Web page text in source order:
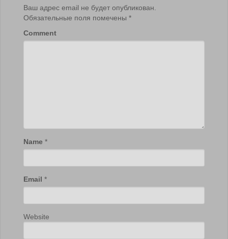
Ваш адрес email не будет опубликован.
Обязательные поля помечены *
Comment
Name *
Email *
Website